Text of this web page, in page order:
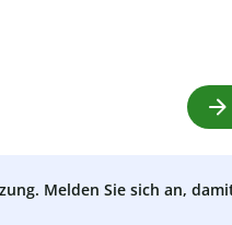
Melden Sie sich an,